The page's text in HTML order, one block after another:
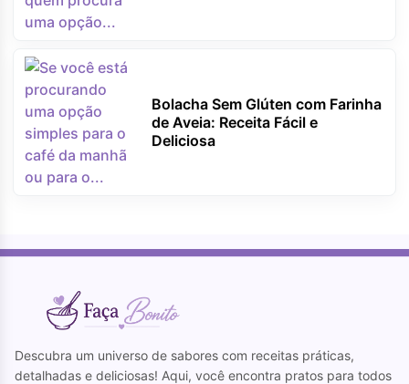
Bolacha Sem Glúten com Farinha
de Aveia: Receita Fácil e
Deliciosa
Descubra um universo de sabores com receitas práticas,
detalhadas e deliciosas! Aqui, você encontra pratos para todos